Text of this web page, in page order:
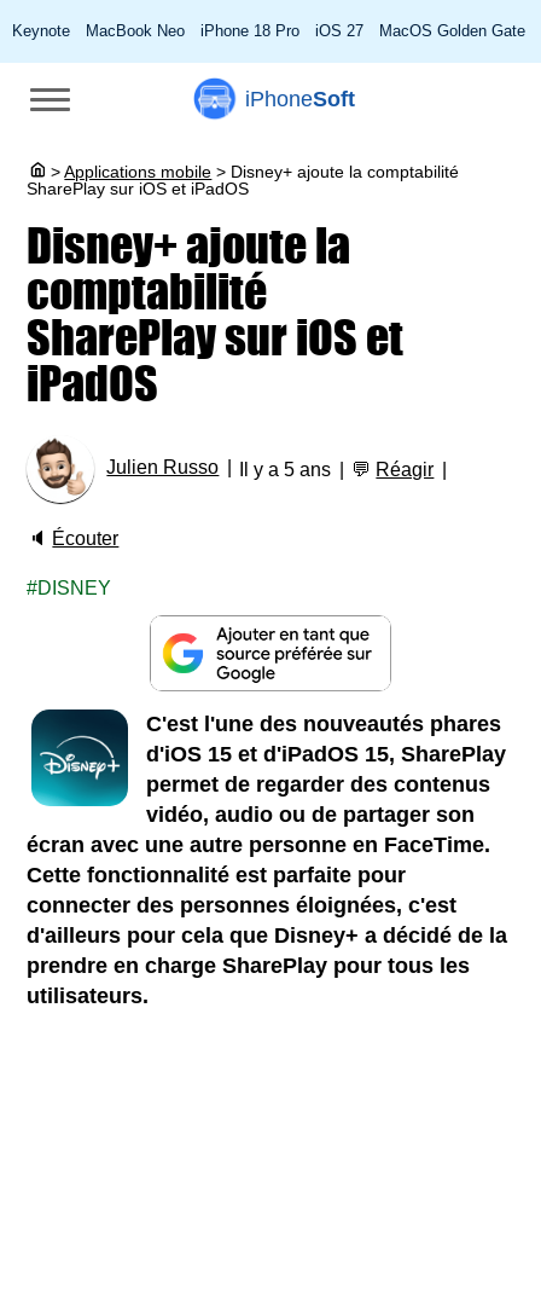
Keynote MacBook Neo iPhone 18 Pro iOS 27 MacOS Golden Gate
iPhoneSoft
> Applications mobile > Disney+ ajoute la comptabilité
SharePlay sur iOS et iPadOS
Disney+ ajoute la
comptabilité
SharePlay sur iOS et
iPadOS
Julien Russo Il y a 5 ans 💬 Réagir
🔈 Écouter
DISNEY
C'est l'une des nouveautés phares
d'iOS 15 et d'iPadOS 15, SharePlay
permet de regarder des contenus
vidéo, audio ou de partager son
écran avec une autre personne en FaceTime.
Cette fonctionnalité est parfaite pour
connecter des personnes éloignées, c'est
d'ailleurs pour cela que Disney+ a décidé de la
prendre en charge SharePlay pour tous les
utilisateurs.